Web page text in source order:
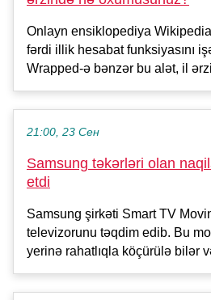
Onlayn ensiklopediya
fərdi illik hesabat funksiyasını
Wrapped-ə bənzər bu alət, il
21:00, 23 Сен
Samsung təkərləri olan
etdi
Samsung şirkəti Smart TV
televizorunu təqdim edib. Bu
yerinə rahatlıqla köçürülə bilər